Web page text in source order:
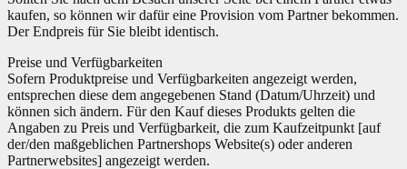
kaufen, so können wir dafür eine Provision vom Partner bekommen.
Der Endpreis für Sie bleibt identisch.
Preise und Verfügbarkeiten
Sofern Produktpreise und Verfügbarkeiten angezeigt werden,
entsprechen diese dem angegebenen Stand (Datum/Uhrzeit) und
können sich ändern. Für den Kauf dieses Produkts gelten die
Angaben zu Preis und Verfügbarkeit, die zum Kaufzeitpunkt [auf
der/den maßgeblichen Partnershops Website(s) oder anderen
Partnerwebsites] angezeigt werden.